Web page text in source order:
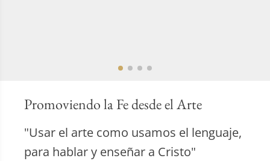
Promoviendo la Fe desde el Arte
"Usar el arte como usamos el lenguaje,
para hablar y enseñar a Cristo"